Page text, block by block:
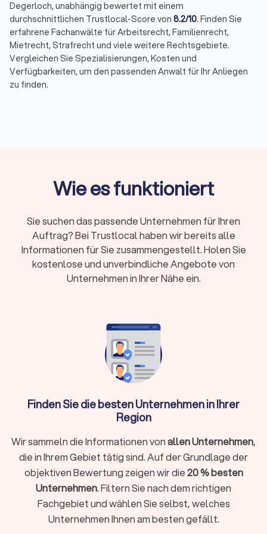
Degerloch, unabhängig bewertet mit einem
durchschnittlichen Trustlocal-Score von 8.2/10. Finden Sie
erfahrene Fachanwälte für Arbeitsrecht, Familienrecht,
Mietrecht, Strafrecht und viele weitere Rechtsgebiete.
Vergleichen Sie Spezialisierungen, Kosten und
Verfügbarkeiten, um den passenden Anwalt für Ihr Anliegen
zu finden.
Erstberatung:
Gesetzlich begrenzt auf maximal
226,10 Euro, viele Kanzleien bieten 15-20 Minuten
Fachanwalt:24 Spezialisierungen in Deutschland,
nachgewiesene Expertise durch Fortbildungen
Kosten:RVG-Gebühren, Stundensätze (180-350
Euro) oder Pauschalpreise je nach Fall
Wann brauche ich überhaupt einen
Sie müssen nicht bei jedem rechtlichen Anliegen sofort einen
Anwalt einschalten. Bei kleineren Fragen hilft oftmals die
gezielte Online-Recherche. Ein Rechtsanwalt unterstützt Sie
ganz gezielt, wenn:
Sie kurzfristig eine Frist wahren müssen (zum Beispiel bei
einer Kündigungsschutzklage innerhalb von drei Wochen)
Ihr Fall rechtlich komplex ist und spezielles Fachwissen
erfordert
Wie es funktioniert
Sie suchen das passende Unternehmen für Ihren
Auftrag? Bei Trustlocal haben wir bereits alle
Informationen für Sie zusammengestellt. Holen Sie
kostenlose und unverbindliche Angebote von
Unternehmen in Ihrer Nähe ein.
Finden Sie die besten Unternehmen in Ihrer
Region
Wir sammeln die Informationen vonallen Unternehmen,
die in Ihrem Gebiet tätig sind. Auf der Grundlage der
objektiven Bewertung zeigen wir die20 % besten
Unternehmen. Filtern Sie nach dem richtigen
Fachgebiet und wählen Sie selbst, welches
Unternehmen Ihnen am besten gefällt.